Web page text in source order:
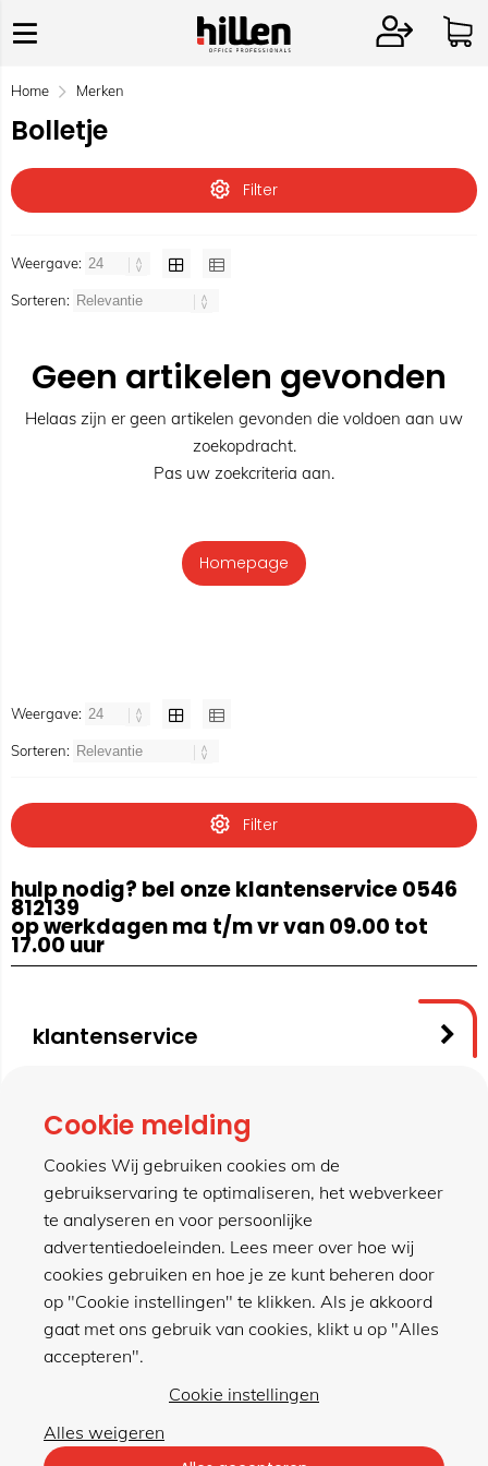
Home Merken
Bolletje
Filter
Weergave:
Sorteren:
Geen artikelen gevonden
Helaas zijn er geen artikelen gevonden die voldoen aan uw
zoekopdracht.
Pas uw zoekcriteria aan.
Homepage
Weergave:
Sorteren:
Filter
hulp nodig? bel onze klantenservice 0546
812139
op werkdagen ma t/m vr van 09.00 tot
17.00 uur
klantenservice
contact
meer van hillen
winkel
Algemene voorwaarden
Cookie melding
Cookies Wij gebruiken cookies om de
gebruikservaring te optimaliseren, het webverkeer
te analyseren en voor persoonlijke
advertentiedoeleinden. Lees meer over hoe wij
cookies gebruiken en hoe je ze kunt beheren door
op "Cookie instellingen" te klikken. Als je akkoord
gaat met ons gebruik van cookies, klikt u op "Alles
accepteren".
Cookie instellingen
Alles weigeren